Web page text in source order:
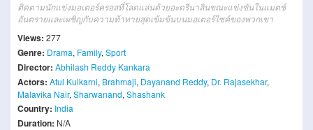
ติดตามนักแข่งมอเตอร์ครอสที่โลดแล่นด้วยอะดรีนาลินขณะแข่งขันในแมตช์
อันตรายและเผชิญกับความท้าทายสุดเข้มข้นบนมอเตอร์ไซค์ของพวกเขา
Views: 277
Genre: Drama, Family, Sport
Director: Abhilash Reddy Kankara
Actors: Atul Kulkarni, Brahmaji, Dayanand Reddy, Dr. Rajasekhar,
Malavika Nair, Sharwanand, Shashank
Country: India
Duration: N/A